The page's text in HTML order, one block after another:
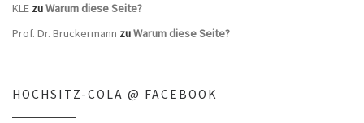
KLE zuWarum diese Seite?
Prof. Dr. Bruckermann zuWarum diese Seite?
HOCHSITZ-COLA @ FACEBOOK